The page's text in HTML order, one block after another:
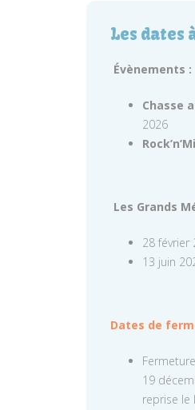
Les
Évènements :
Chasse
2026
Les Grands
28 février
13 juin
Dates de
19
reprise le